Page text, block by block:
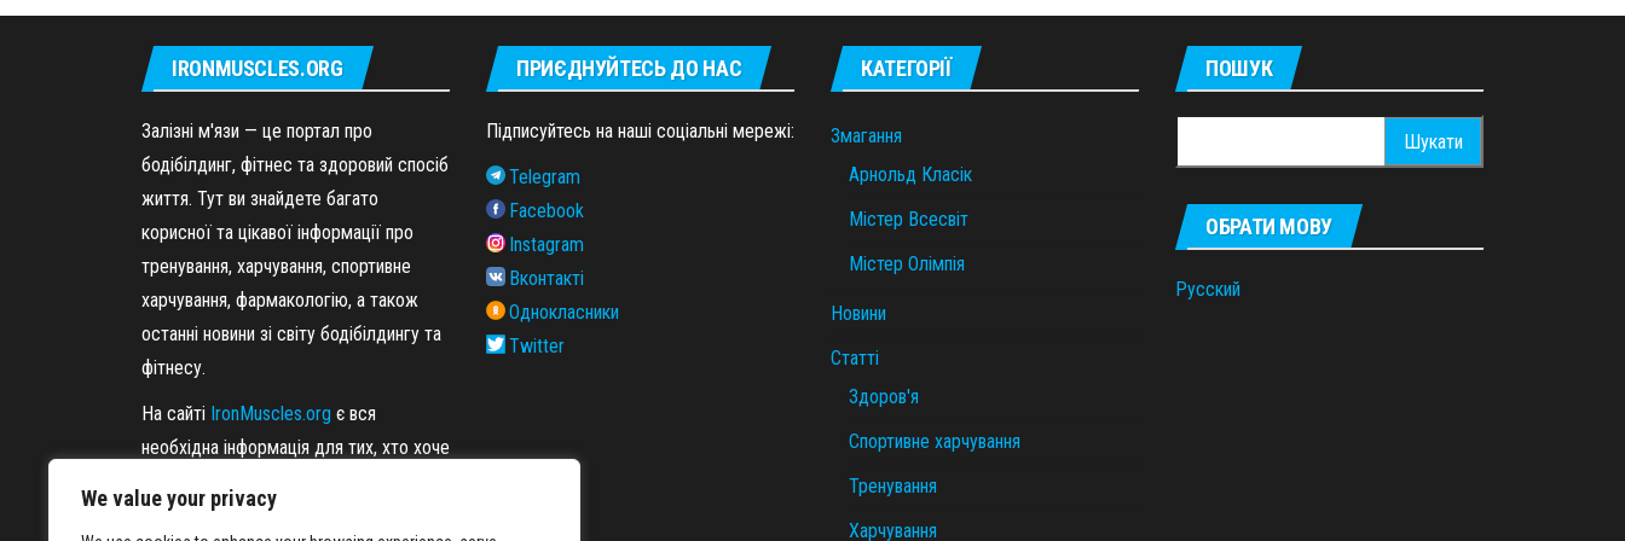
We value your privacy
IRONMUSCLES.ORG
Залізні м'язи — це портал про
бодібілдинг, фітнес та здоровий спосіб
життя. Тут ви знайдете багато
корисної та цікавої інформації про
тренування, харчування, спортивне
харчування, фармакологію, а також
останні новини зі світу бодібілдингу та
фітнесу.
На сайті IronMuscles.org є вся
необхідна інформація для тих, хто хоче
поліпшити своє здоров'я.
ПРИЄДНУЙТЕСЬ ДО НАС
Підписуйтесь на наші соціальні мережі:
Telegram
Facebook
Instagram
Вконтакті
Однокласники
Twitter
КАТЕГОРІЇ
Змагання
Арнольд Класік
Містер Всесвіт
Містер Олімпія
Новини
Статті
Здоров'я
Спортивне харчування
Тренування
Харчування
ПОШУК
ОБРАТИ МОВУ
Русский